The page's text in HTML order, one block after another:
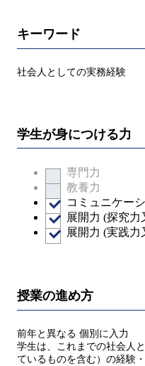
キーワード
社会人としての実務経験
学生が身につける力
専門力
教養力
コミュニケー
展開力 (探究力
展開力 (実践力
授業の進め方
前年と異なる 個別に入力
学生は、これまでの社会人
ているものを含む）の経験